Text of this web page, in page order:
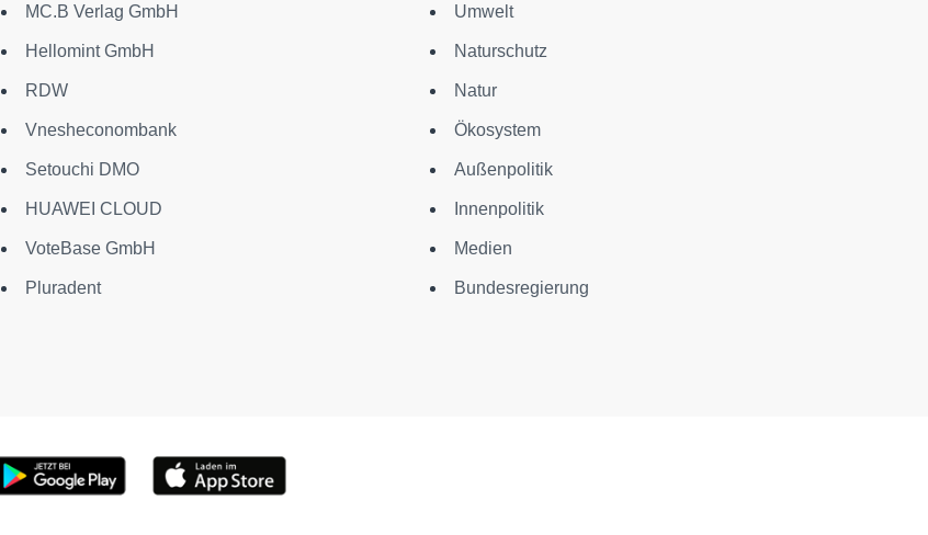
MC.B Verlag GmbH
Hellomint GmbH
RDW
Vnesheconombank
Setouchi DMO
HUAWEI CLOUD
VoteBase GmbH
Pluradent
Umwelt
Naturschutz
Natur
Ökosystem
Außenpolitik
Innenpolitik
Medien
Bundesregierung